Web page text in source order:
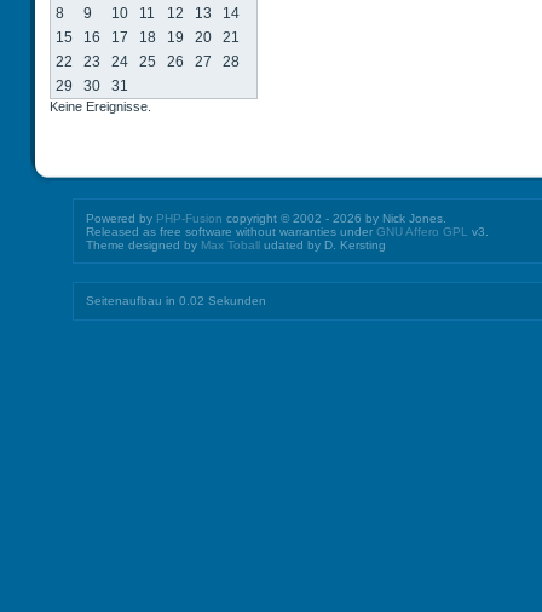
8
9 10 11 12 13
14
15
16 17 18 19 20
21
22
23 24 25 26 27
28
29
30 31
Keine Ereignisse.
Powered by PHP-Fusion copyright © 2002 - 2026 by Nick Jones.
Released as free software without warranties underGNU Affero GPL
v3.
Theme designed by Max Toball udated by D. Kersting
Seitenaufbau in 0.02 Sekunden